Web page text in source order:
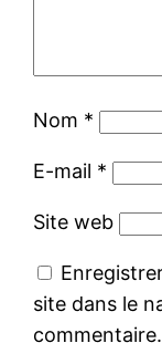
Nom *
E-mail *
Site web
site dans le
commentaire.